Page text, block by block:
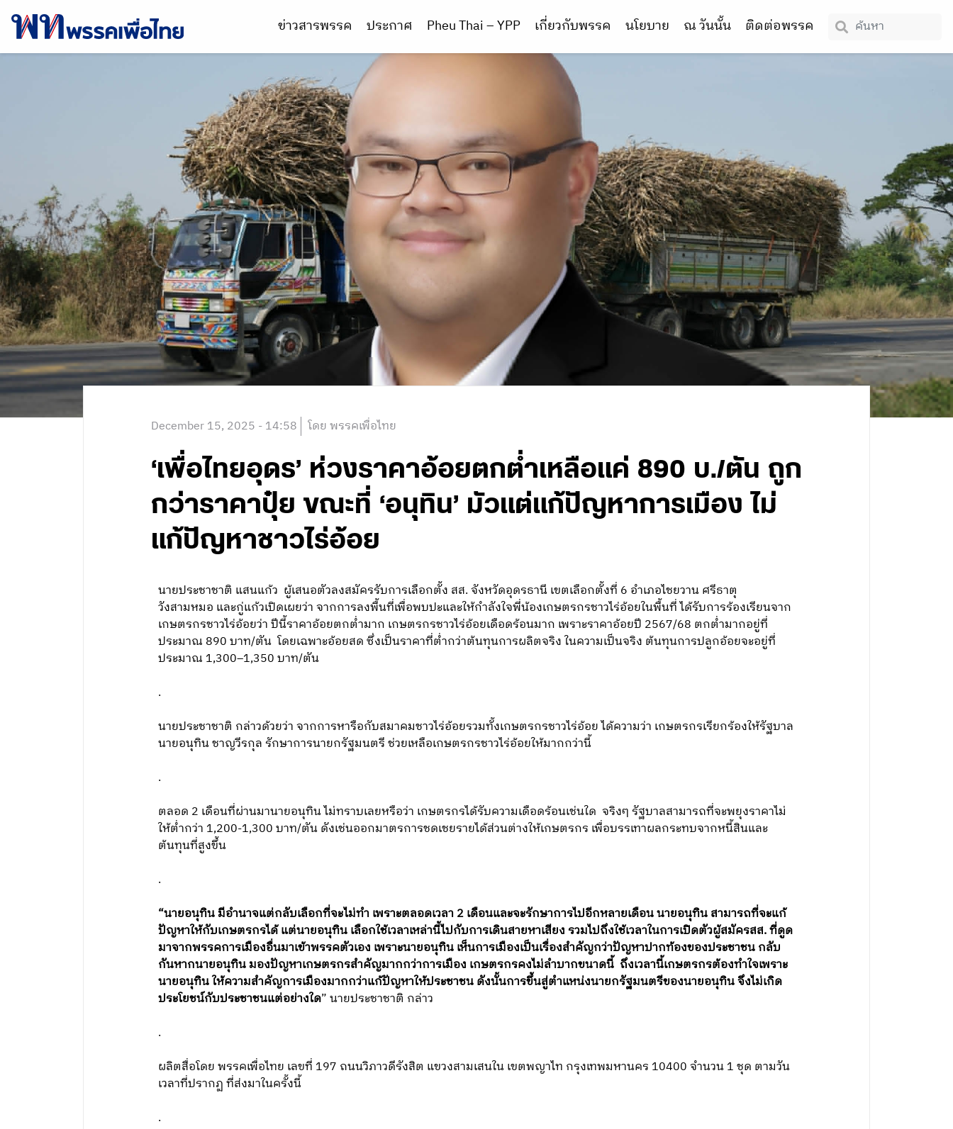
ข่าวสารพรรค ประกาศ Pheu Thai – YPP เกี่ยวกับพรรค นโยบาย ณ วันนั้น ติดต่อพรรค
December 15, 2025 - 14:58 โดย พรรคเพื่อไทย
‘เพื่อไทยอุดร’ ห่วงราคาอ้อยตกต่ำเหลือแค่ 890 บ./ตัน ถูก
กว่าราคาปุ๋ย ขณะที่ ‘อนุทิน’ มัวแต่แก้ปัญหาการเมือง ไม่
แก้ปัญหาชาวไร่อ้อย
นายประชาชาติ แสนแก้ว ผู้เสนอตัวลงสมัครรับการเลือกตั้ง สส. จังหวัดอุดรธานี เขตเลือกตั้งที่ 6 อำเภอไชยวาน ศรีธาตุ
วังสามหมอ และกู่แก้วเปิดเผยว่า จากการลงพื้นที่เพื่อพบปะและให้กำลังใจพี่น้องเกษตรกรชาวไร่อ้อยในพื้นที่ ได้รับการร้องเรียนจาก
เกษตรกรชาวไร่อ้อยว่า ปีนี้ราคาอ้อยตกต่ำมาก เกษตรกรชาวไร่อ้อยเดือดร้อนมาก เพราะราคาอ้อยปี 2567/68 ตกต่ำมากอยู่ที่
ประมาณ 890 บาท/ตัน โดยเฉพาะอ้อยสด ซึ่งเป็นราคาที่ต่ำกว่าต้นทุนการผลิตจริง ในความเป็นจริง ต้นทุนการปลูกอ้อยจะอยู่ที่
ประมาณ 1,300–1,350 บาท/ตัน
.
นายประชาชาติ กล่าวด้วยว่า จากการหารือกับสมาคมชาวไร่อ้อยรวมทั้งเกษตรกรชาวไร่อ้อย ได้ความว่า เกษตรกรเรียกร้องให้รัฐบาล
นายอนุทิน ชาญวีรกุล รักษาการนายกรัฐมนตรี ช่วยเหลือเกษตรกรชาวไร่อ้อยให้มากกว่านี้
.
ตลอด 2 เดือนที่ผ่านมานายอนุทิน ไม่ทราบเลยหรือว่า เกษตรกรได้รับความเดือดร้อนเช่นใด จริงๆ รัฐบาลสามารถที่จะพยุงราคาไม่
ให้ต่ำกว่า 1,200-1,300 บาท/ตัน ดังเช่นออกมาตรการชดเชยรายได้ส่วนต่างให้เกษตรกร เพื่อบรรเทาผลกระทบจากหนี้สินและ
ต้นทุนที่สูงขึ้น
.
“นายอนุทิน มีอำนาจแต่กลับเลือกที่จะไม่ทำ เพราะตลอดเวลา 2 เดือนและจะรักษาการไปอีกหลายเดือน นายอนุทิน สามารถที่จะแก้
ปัญหาให้กับเกษตรกรได้ แต่นายอนุทิน เลือกใช้เวลาเหล่านี้ไปกับการเดินสายหาเสียง รวมไปถึงใช้เวลาในการเปิดตัวผู้สมัครสส. ที่ดูด
มาจากพรรคการเมืองอื่นมาเข้าพรรคตัวเอง เพราะนายอนุทิน เห็นการเมืองเป็นเรื่องสำคัญกว่าปัญหาปากท้องของประชาชน กลับ
กันหากนายอนุทิน มองปัญหาเกษตรกรสำคัญมากกว่าการเมือง เกษตรกรคงไม่ลำบากขนาดนี้ ถึงเวลานี้เกษตรกรต้องทำใจเพราะ
นายอนุทิน ให้ความสำคัญการเมืองมากกว่าแก้ปัญหาให้ประชาชน ดังนั้นการขึ้นสู่ตำแหน่งนายกรัฐมนตรีของนายอนุทิน จึงไม่เกิด
ประโยชน์กับประชาชนแต่อย่างใด” นายประชาชาติ กล่าว
.
ผลิตสื่อโดย พรรคเพื่อไทย เลขที่ 197 ถนนวิภาวดีรังสิต แขวงสามเสนใน เขตพญาไท กรุงเทพมหานคร 10400 จำนวน 1 ชุด ตามวัน
เวลาที่ปรากฏ ที่ส่งมาในครั้งนี้
.